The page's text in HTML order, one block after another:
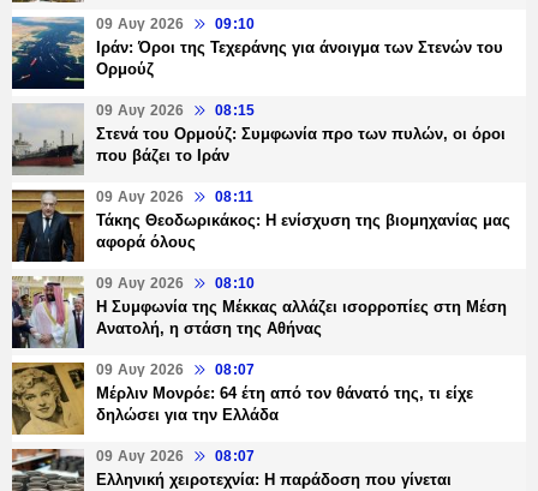
09 Αυγ 2026 09:10
Ιράν: Όροι της Τεχεράνης για άνοιγμα των Στενών του
Ορμούζ
09 Αυγ 2026 08:15
Στενά του Ορμούζ: Συμφωνία προ των πυλών, οι όροι
που βάζει το Ιράν
09 Αυγ 2026 08:11
Τάκης Θεοδωρικάκος: Η ενίσχυση της βιομηχανίας μας
αφορά όλους
09 Αυγ 2026 08:10
Η Συμφωνία της Μέκκας αλλάζει ισορροπίες στη Μέση
Ανατολή, η στάση της Αθήνας
09 Αυγ 2026 08:07
Μέρλιν Μονρόε: 64 έτη από τον θάνατό της, τι είχε
δηλώσει για την Ελλάδα
09 Αυγ 2026 08:07
Ελληνική χειροτεχνία: Η παράδοση που γίνεται